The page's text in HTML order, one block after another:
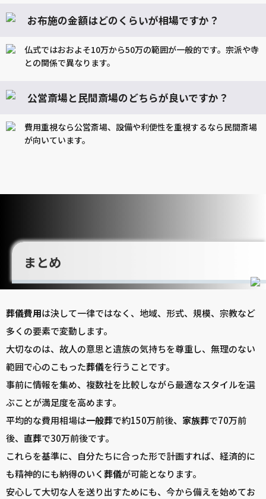
お布施の金額はどのくらいが相場ですか？
仏式ではおおよそ10万から50万の範囲が一般的です。宗派や寺
との関係で異なります。
公営斎場と民間斎場のどちらが良いですか？
費用重視なら公営斎場、設備や利便性を重視するなら民間斎場
が向いています。
まとめ
葬儀費用は決して一律ではなく、地域、形式、規模、宗教など
多くの要素で変動します。
大切なのは、故人の意思と遺族の気持ちを尊重し、無理のない
範囲で心のこもった葬儀を行うことです。
事前に情報を集め、複数社を比較しながら最適なスタイルを選
ぶことが満足度を高めます。
平均的な費用相場は一般葬で約150万前後、 家族葬で70万前
後、 直葬で30万前後です。
これらを基準に、自分たちに合った形で計画すれば、経済的に
も精神的にも納得のいく葬儀が可能となります。
安心して大切な人を送り出すためにも、今から備えを始めてお